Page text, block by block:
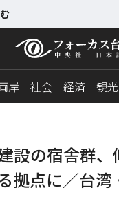
岸 社会 経済 観光
設の宿舎群
拠点に／台湾